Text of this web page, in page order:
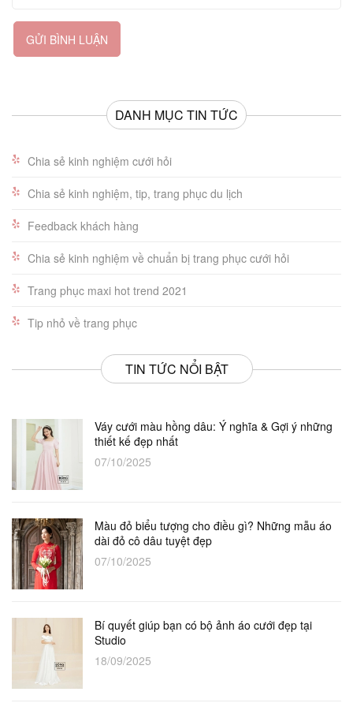
GỬI BÌNH LUẬN
DANH MỤC TIN TỨC
Chia sẻ kinh nghiệm cưới hỏi
Chia sẻ kinh nghiệm, tip, trang phục du lịch
Feedback khách hàng
Chia sẻ kinh nghiệm về chuẩn bị trang phục cưới hỏi
Trang phục maxi hot trend 2021
Tip nhỏ về trang phục
TIN TỨC NỔI BẬT
Váy cưới màu hồng dâu: Ý nghĩa & Gợi ý những
thiết kế đẹp nhất
07/10/2025
Màu đỏ biểu tượng cho điều gì? Những mẫu áo
dài đỏ cô dâu tuyệt đẹp
07/10/2025
Bí quyết giúp bạn có bộ ảnh áo cưới đẹp tại
Studio
18/09/2025